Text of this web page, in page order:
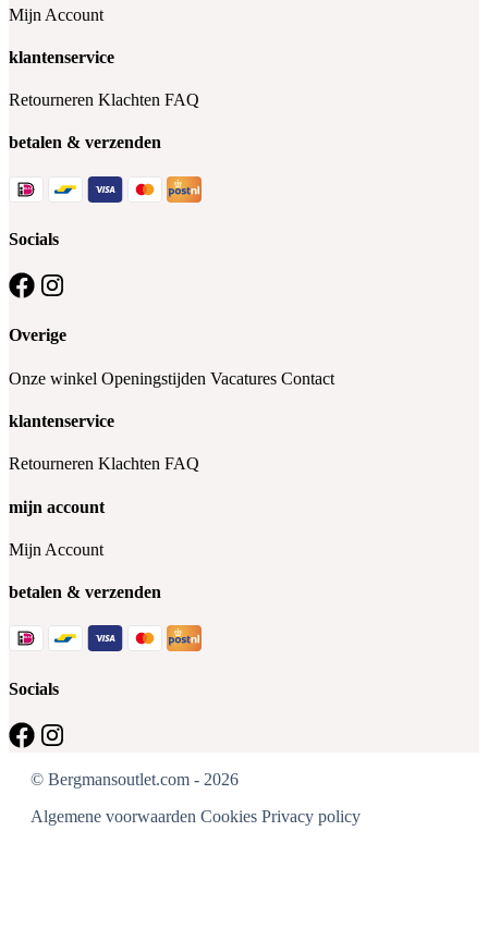
Mijn Account
klantenservice
Retourneren Klachten FAQ
betalen & verzenden
Socials
Overige
Onze winkel Openingstijden Vacatures Contact
klantenservice
Retourneren Klachten FAQ
mijn account
Mijn Account
betalen & verzenden
Socials
© Bergmansoutlet.com - 2026
Algemene voorwaarden Cookies Privacy policy